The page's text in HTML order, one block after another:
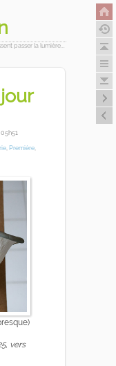
passer la lumière...
Première
vers